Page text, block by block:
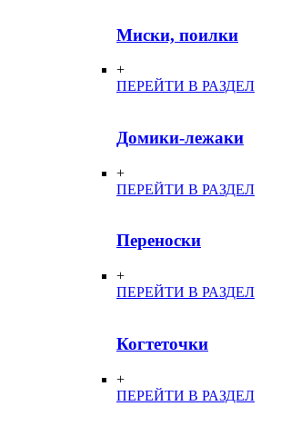
Миски, поилки
+
ПЕРЕЙТИ В РАЗДЕЛ
Домики-лежаки
+
ПЕРЕЙТИ В РАЗДЕЛ
Переноски
+
ПЕРЕЙТИ В РАЗДЕЛ
Когтеточки
+
ПЕРЕЙТИ В РАЗДЕЛ